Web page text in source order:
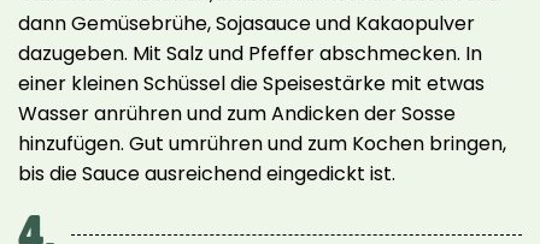
dann Gemüsebrühe, Sojasauce und Kakaopulver
dazugeben. Mit Salz und Pfeffer abschmecken. In
einer kleinen Schüssel die Speisestärke mit etwas
Wasser anrühren und zum Andicken der Sosse
hinzufügen. Gut umrühren und zum Kochen bringen,
bis die Sauce ausreichend eingedickt ist.